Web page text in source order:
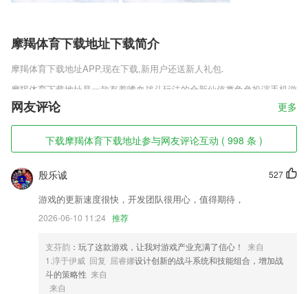
摩羯体育下载地址下载简介
摩羯体育下载地址APP,现在下载,新用户还送新人礼包.
摩羯体育下载地址是一款有着嗜血战斗玩法的全新仙侠类角色扮演手机游
戏，独特的剧情加上各种全新的仙侠设定，你将在游戏中感受最为有趣的
仙侠冒险。战斗是游戏的主题，大量不同的战斗玩法搭配个性的技能，你
将在这些战场中自由的遨游，感受最为热血的斗技。
摩羯体育下载地址软件特色
1,坚持需求导向，积极开发具有郫都特色、符合基层实际系列课程，提升
培训内容的针对性、实践经验的可及性。
户端，随时了解重庆文明实践活动内容，新闻资讯。
3,错题练习，实时跟进
4,●滤光调节：不同情境下,过滤不同光线读书更轻松,护眼更专业
5,政务资讯、让您随时了解政府的工作动态和济南的惠民政策
网友评论 更多
下载摩羯体育下载地址参与网友评论互动 ( 998 条 )
527
殷乐诚
游戏的更新速度很快，开发团队很用心，值得期待，
2026-06-10 11:24 推荐
支芬韵 ：玩了这款游戏，让我对游戏产业充满了信心！
来自
1.淳于伊威 回复 屈睿娜设计创新的战斗系统和技能组合，增加战
斗的策略性 来自
来自